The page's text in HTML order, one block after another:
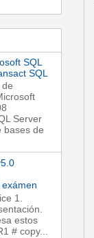
SQL
SQL
Server
bases de
1.
estos
# copy...